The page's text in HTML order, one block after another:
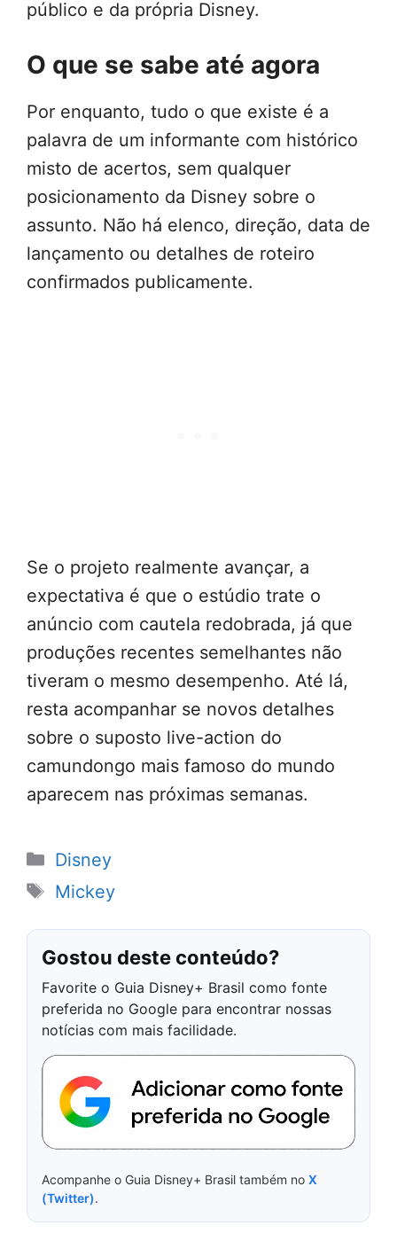
público e da própria Disney.
O que se sabe até agora
Por enquanto, tudo o que existe é a
palavra de um informante com histórico
misto de acertos, sem qualquer
posicionamento da Disney sobre o
assunto. Não há elenco, direção, data de
lançamento ou detalhes de roteiro
confirmados publicamente.
Se o projeto realmente avançar, a
expectativa é que o estúdio trate o
anúncio com cautela redobrada, já que
produções recentes semelhantes não
tiveram o mesmo desempenho. Até lá,
resta acompanhar se novos detalhes
sobre o suposto live-action do
camundongo mais famoso do mundo
aparecem nas próximas semanas.
Categorias
Disney
Tags
Mickey
Gostou deste conteúdo?
Favorite o Guia Disney+ Brasil como fonte
preferida no Google para encontrar nossas
notícias com mais facilidade.
Acompanhe o Guia Disney+ Brasil também no X
(Twitter).